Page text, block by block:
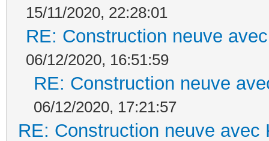
15/11/2020, 22:28:01
RE: Construction neuve
06/12/2020, 16:51:59
RE: Construction neuve
06/12/2020, 17:21:57
RE: Construction neuve avec